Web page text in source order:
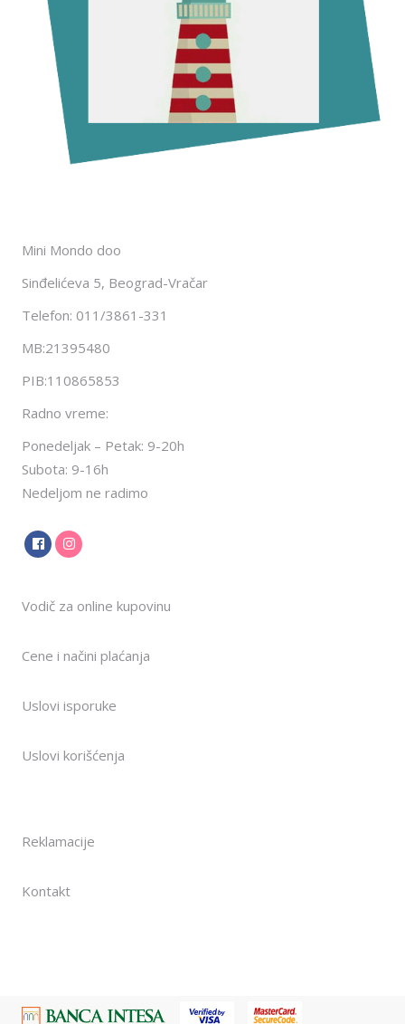
Mini Mondo doo
Sinđelićeva 5, Beograd-Vračar
Telefon: 011/3861-331
MB:21395480
PIB:110865853
Radno vreme:
Ponedeljak – Petak: 9-20h
Subota: 9-16h
Nedeljom ne radimo
Vodič za online kupovinu
Cene i načini plaćanja
Uslovi isporuke
Uslovi korišćenja
Reklamacije
Kontakt